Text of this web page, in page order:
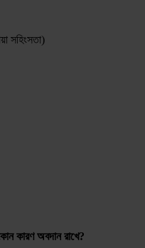
সহিংসতা)
কারণ অবদান রাখে?